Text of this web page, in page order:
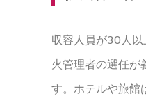
収容人員が30人
火管理者の選任が
す。ホテルや旅館